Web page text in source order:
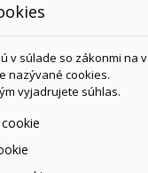
motocyklových
v súlade so zákonmi na
nazývané cookies.
vyjadrujete súhlas.